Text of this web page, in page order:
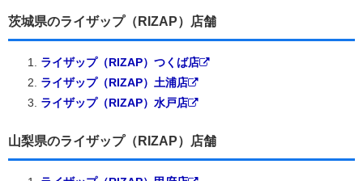
茨城県のライザップ（RIZAP）店舗
ライザップ（RIZAP）つくば店
ライザップ（RIZAP）土浦店
ライザップ（RIZAP）水戸店
山梨県のライザップ（RIZAP）店舗